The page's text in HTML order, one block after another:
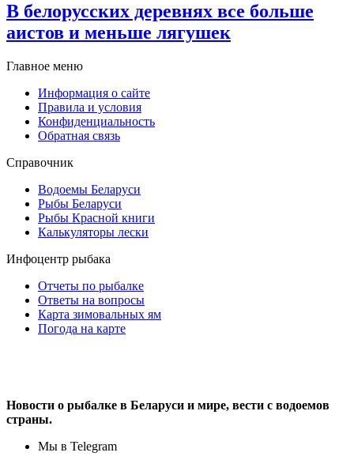
В белорусских деревнях все больше
аистов и меньше лягушек
Главное меню
Информация о сайте
Правила и условия
Конфиденциальность
Обратная связь
Справочник
Водоемы Беларуси
Рыбы Беларуси
Рыбы Красной книги
Калькуляторы лески
Инфоцентр рыбака
Отчеты по рыбалке
Ответы на вопросы
Карта зимовальных ям
Погода на карте
Новости о рыбалке в Беларуси и мире, вести с водоемов
страны.
Мы в Telegram